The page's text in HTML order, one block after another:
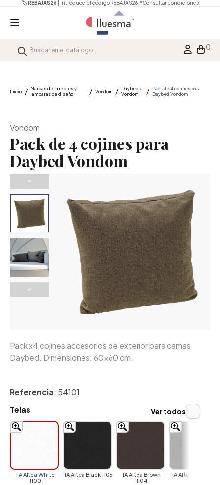
🏷️ REBAJAS26 | Introduce el código REBAJAS26. *Consultar condiciones
0
Inicio
Marcas de muebles y
lámparas de diseño
Vondom
Daybeds
Vondom
Pack de 4 cojines para
Daybed Vondom
Vondom
Pack de 4 cojines para
Daybed Vondom
Pack x4 cojines accesorios de exterior para camas
Daybed. Dimensiones: 60x60 cm.
Referencia: 54101
Telas
1A Altea White
1100
1A Altea Black 1105
1A Altea Brown
1104
1A Altea Gray 1101
Ver todos